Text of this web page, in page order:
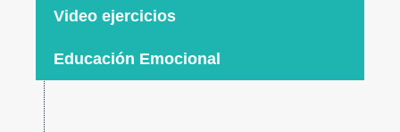
Video ejercicios
Educación Emocional